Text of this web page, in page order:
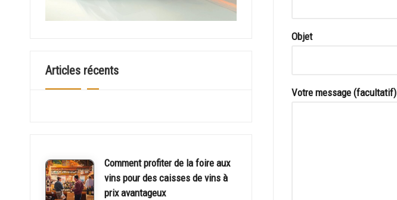
ir
e
Objet
Votre message (facultatif)
Articles récents
Comment profiter de la foire aux
vins pour des caisses de vins à
prix avantageux